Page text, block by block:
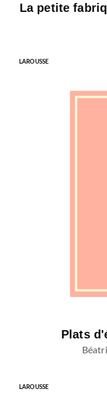
La petite
LAROUSSE
Plats
LAROUSSE